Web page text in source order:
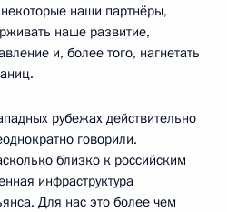
наши партнёры,
наше развитие,
и, более того, нагнетать
рубежах действительно
говорили.
близко к российским
инфраструктура
Для нас это более чем